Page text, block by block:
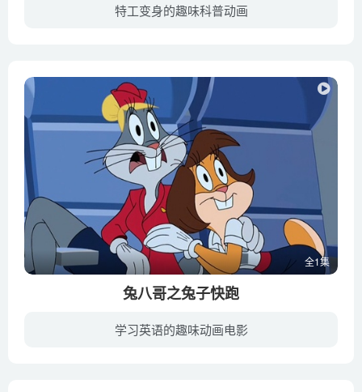
特工变身的趣味科普动画
全1集
兔八哥之兔子快跑
学习英语的趣味动画电影